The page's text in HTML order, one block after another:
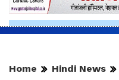
Home Hindi News